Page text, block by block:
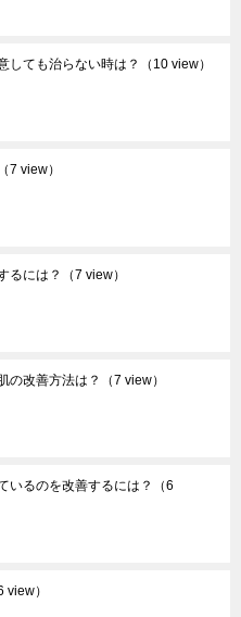
しても治らない時は？ （10 view）
（7 view）
るには？ （7 view）
の改善方法は？ （7 view）
いるのを改善するには？
（6
view）